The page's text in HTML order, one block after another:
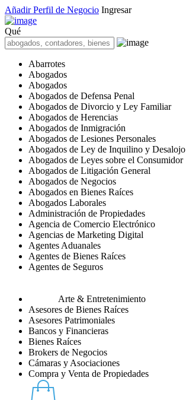
Añadir Perfil de Negocio Ingresar
Qué
Abarrotes
Abogados
Abogados
Abogados de Defensa Penal
Abogados de Divorcio y Ley Familiar
Abogados de Herencias
Abogados de Inmigración
Abogados de Lesiones Personales
Abogados de Ley de Inquilino y Desalojo
Abogados de Leyes sobre el Consumidor
Abogados de Litigación General
Abogados de Negocios
Abogados en Bienes Raíces
Abogados Laborales
Administración de Propiedades
Agencia de Comercio Electrónico
Agencias de Marketing Digital
Agentes Aduanales
Agentes de Bienes Raíces
Agentes de Seguros
Arte & Entretenimiento
Asesores de Bienes Raíces
Asesores Patrimoniales
Bancos y Financieras
Bienes Raíces
Brokers de Negocios
Cámaras y Asociaciones
Compra y Venta de Propiedades